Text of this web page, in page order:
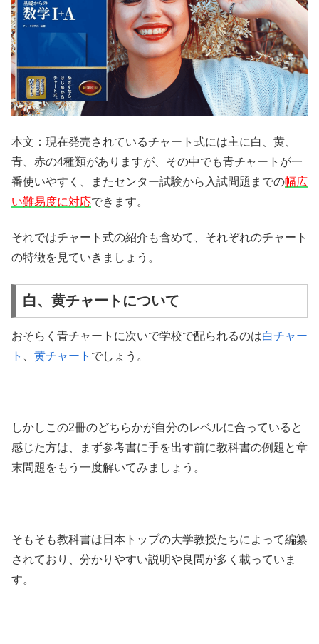
本文：現在発売されているチャート式には主に白、黄、
青、赤の4種類がありますが、その中でも青チャートが一
番使いやすく、またセンター試験から入試問題までの幅広
い難易度に対応できます。
それではチャート式の紹介も含めて、それぞれのチャート
の特徴を見ていきましょう。
白、黄チャートについて
おそらく青チャートに次いで学校で配られるのは白チャー
ト
黄チャート でしょう。
しかしこの2冊のどちらかが自分のレベルに合っていると
感じた方は、まず参考書に手を出す前に教科書の例題と章
末問題をもう一度解いてみましょう。
そもそも教科書は日本トップの大学教授たちによって編纂
されており、分かりやすい説明や良問が多く載っていま
す。